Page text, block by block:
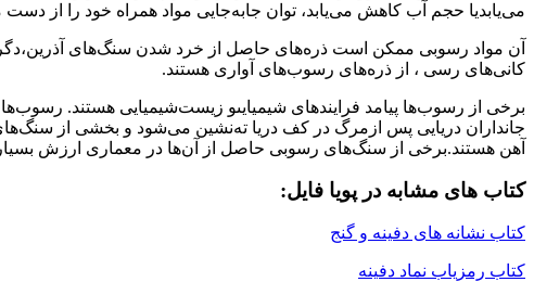
مى‌یابدیا حجم آب کاهش مى‌یابد، توان جابه‌جایى مواد همراه خود را از
آن مواد رسوبى ممکن است ذره‌هاى حاصل از خرد شدن سنگ‌هاى
کانى‌هاى رسى ، از ذره‌هاى رسوب‌هاى آوارى هستند.
برخى از رسوب‌ها پیامد فرایندهاى شیمیایىو زیست‌شیمیایى هستند.
جانداران دریایى پس ازمرگ در کف دریا ته‌نشین مى‌شود و بخشى از
آهن هستند.برخى از سنگ‌هاى رسوبى حاصل از آن‌ها در معمارى ارزش بسیار
کتاب های مشابه در پویا فایل:
کتاب نشانه های دفینه و گنج
کتاب رمزیاب نماد دفینه